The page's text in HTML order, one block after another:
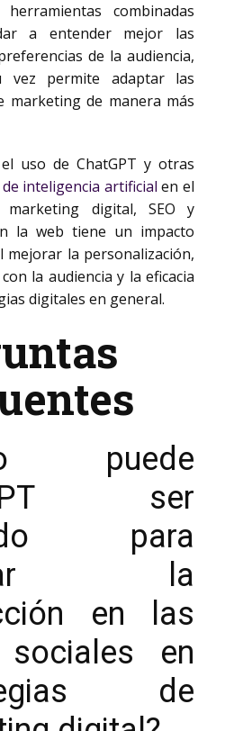
combinadas
a entender mejor las
de la audiencia,
permite adaptar las
marketing de manera más
uso de ChatGPT y otras
inteligencia artificial en el
marketing digital, SEO y
la web tiene un impacto
mejorar la personalización,
la audiencia y la eficacia
digitales en general.
puede
ser
para
la
en las
sociales en
de